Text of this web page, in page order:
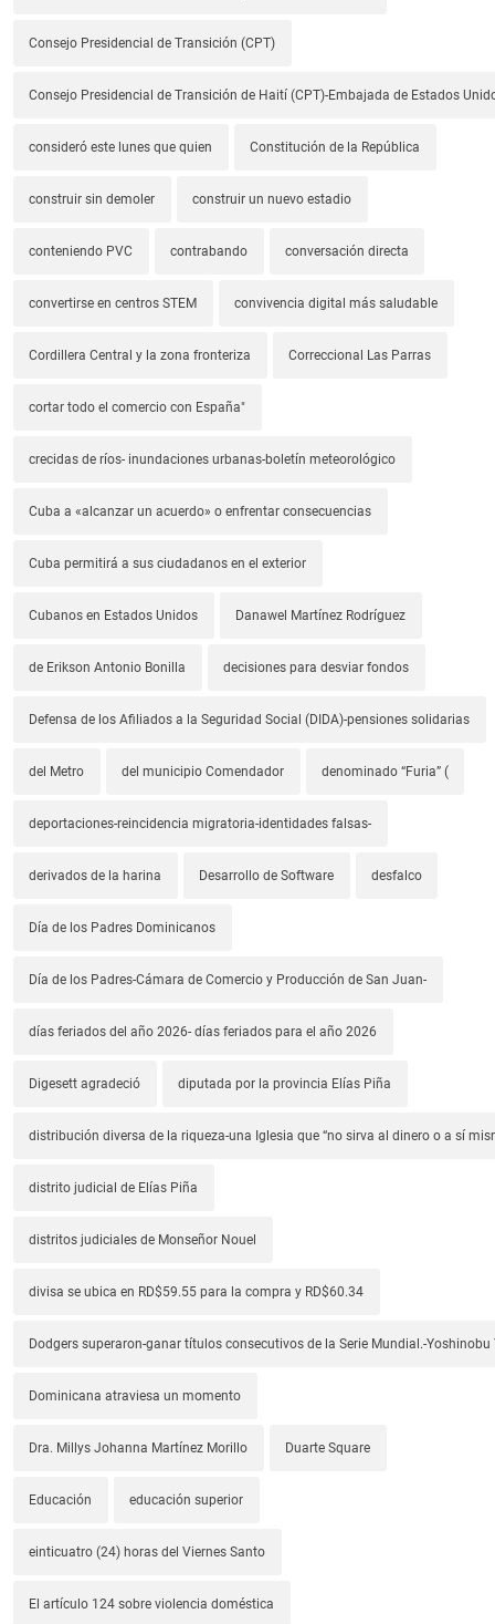
Consejo Presidencial de Transición (CPT)
Consejo Presidencial de Transición de Haití (CPT)-Embajada de Estados
consideró este lunes que quien Constitución de la República
construir sin demoler construir un nuevo estadio
conteniendo PVC contrabando conversación directa
convertirse en centros STEM convivencia digital más saludable
Cordillera Central y la zona fronteriza Correccional Las Parras
cortar todo el comercio con España"
crecidas de ríos- inundaciones urbanas-boletín meteorológico
Cuba a «alcanzar un acuerdo» o enfrentar consecuencias
Cuba permitirá a sus ciudadanos en el exterior
Cubanos en Estados Unidos Danawel Martínez Rodríguez
de Erikson Antonio Bonilla decisiones para desviar fondos
Defensa de los Afiliados a la Seguridad Social (DIDA)-pensiones solidarias
del Metro del municipio Comendador denominado “Furia” (
deportaciones-reincidencia migratoria-identidades falsas-
derivados de la harina Desarrollo de Software desfalco
Día de los Padres Dominicanos
Día de los Padres-Cámara de Comercio y Producción de San Juan-
días feriados del año 2026- días feriados para el año 2026
Digesett agradeció diputada por la provincia Elías Piña
distribución diversa de la riqueza-una Iglesia que “no sirva al dinero o a sí
distrito judicial de Elías Piña
distritos judiciales de Monseñor Nouel
divisa se ubica en RD$59.55 para la compra y RD$60.34
Dodgers superaron-ganar títulos consecutivos de la Serie Mundial.-
Dominicana atraviesa un momento
Dra. Millys Johanna Martínez Morillo Duarte Square
Educación educación superior
einticuatro (24) horas del Viernes Santo
El artículo 124 sobre violencia doméstica